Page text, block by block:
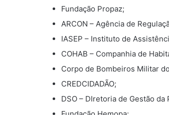
Fundação Propaz;
ARCON – Agência de
IASEP – Instituto de
COHAB – Companhia de
Corpo de Bombeiros Militar
CREDCIDADÃO;
DSO – DIretoria de Gestão